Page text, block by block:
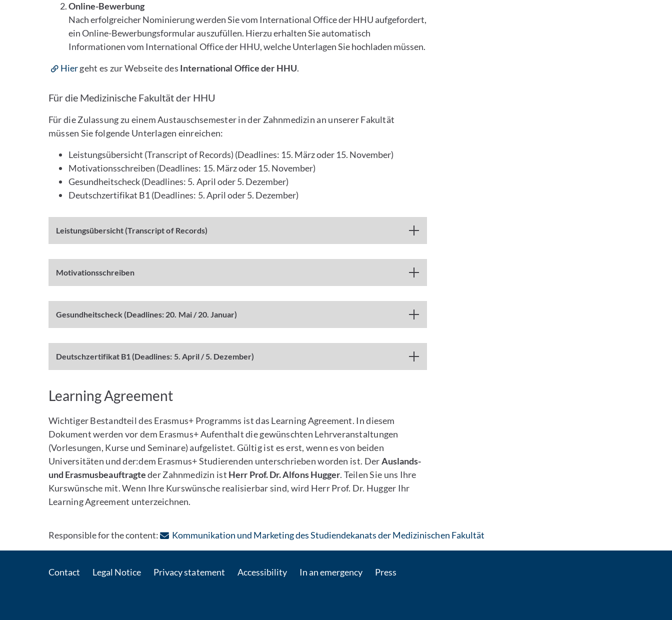
Online-Bewerbung
Nach erfolgreicher Nominierung werden Sie vom International Office der HHU aufgefordert,
ein Online-Bewerbungsformular auszufüllen. Hierzu erhalten Sie automatisch
Informationen vom International Office der HHU, welche Unterlagen Sie hochladen müssen.
Hiergeht es zur Webseite des International Office der HHU.
Für die Medizinische Fakultät der HHU
Für die Zulassung zu einem Austauschsemester in der Zahnmedizin an unserer Fakultät
müssen Sie folgende Unterlagen einreichen:
Leistungsübersicht (Transcript of Records) (Deadlines: 15. März oder 15. November)
Motivationsschreiben (Deadlines: 15. März oder 15. November)
Gesundheitscheck (Deadlines: 5. April oder 5. Dezember)
Deutschzertifikat B1 (Deadlines: 5. April oder 5. Dezember)
Leistungsübersicht (Transcript of Records)
Motivationsschreiben
Gesundheitscheck (Deadlines: 20. Mai / 20. Januar)
Deutschzertifikat B1 (Deadlines: 5. April / 5. Dezember)
Learning Agreement
Wichtiger Bestandteil des Erasmus+ Programms ist das Learning Agreement. In diesem
Dokument werden vor dem Erasmus+ Aufenthalt die gewünschten Lehrveranstaltungen
(Vorlesungen, Kurse und Seminare) aufgelistet. Gültig ist es erst, wenn es von beiden
Universitäten und der:dem Erasmus+ Studierenden unterschrieben worden ist. DerAuslands-
und Erasmusbeauftragteder Zahnmedizin ist Herr Prof. Dr. Alfons Hugger. Teilen Sie uns Ihre
Kurswünsche mit. Wenn Ihre Kurswünsche realisierbar sind, wird Herr Prof. Dr. Hugger Ihr
Learning Agreement unterzeichnen.
Responsible for the content: Kommunikation und Marketing des Studiendekanats der Medizinischen Fakultät: Contact by e-mail
Contact Legal Notice Privacy statement Accessibility In an emergency Press